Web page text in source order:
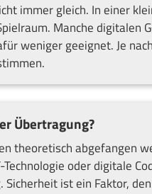
immer gleich. In einer
Manche digitalen
weniger geeignet. Je
Übertragung?
theoretisch abgefangen
oder digitale
ist ein Faktor,